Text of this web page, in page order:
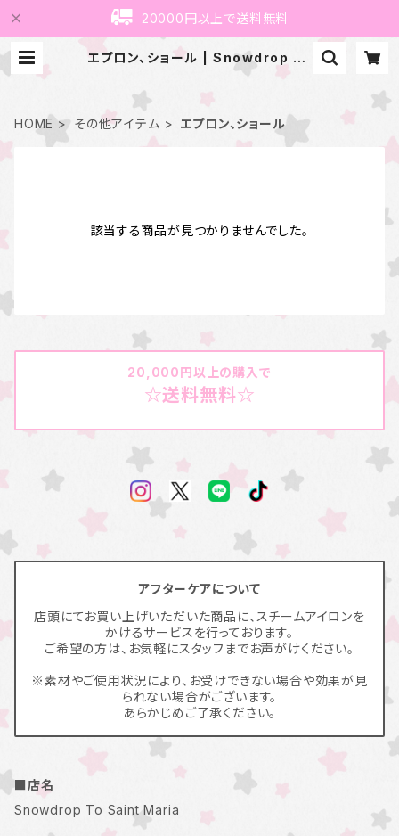
20000円以上で送料無料
エプロン、ショール | Snowdrop To
Saint Maria
HOME その他アイテム エプロン、ショール
該当する商品が見つかりませんでした。
20,000円以上の購入で
☆送料無料☆
アフターケアについて
店頭にてお買い上げいただいた商品に、スチームアイロンを
かけるサービスを行っております。
ご希望の方は、お気軽にスタッフまでお声がけください。
※素材やご使用状況により、お受けできない場合や効果が見
られない場合がございます。
あらかじめご了承ください。
■店名
Snowdrop To Saint Maria